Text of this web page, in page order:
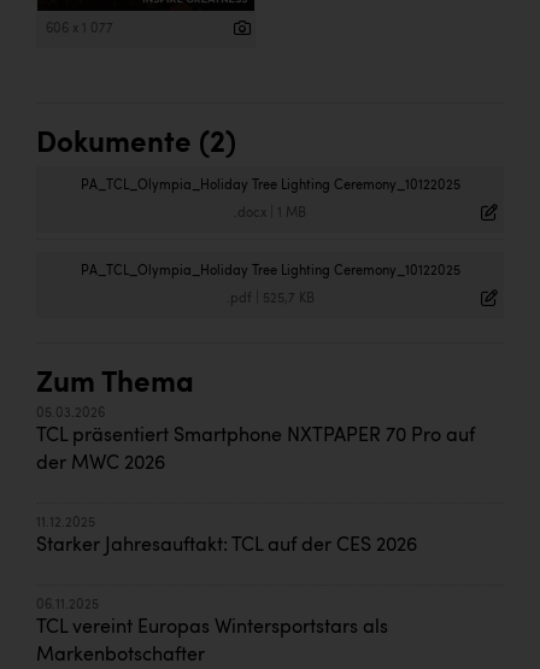
606 x 1 077
Dokumente (2)
PA_TCL_Olympia_Holiday Tree Lighting Ceremony_10122025
.docx 1 MB
PA_TCL_Olympia_Holiday Tree Lighting Ceremony_10122025
.pdf 525,7 KB
Zum Thema
05.03.2026
TCL präsentiert Smartphone NXTPAPER 70 Pro auf
der MWC 2026
11.12.2025
Starker Jahresauftakt: TCL auf der CES 2026
06.11.2025
TCL vereint Europas Wintersportstars als
Markenbotschafter